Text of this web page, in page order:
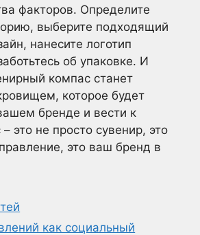
факторов. Определите
выберите подходящий
нанесите логотип
об упаковке. И
компас станет
которое будет
бренде и вести к
это не просто сувенир, это
это ваш бренд в
как социальный